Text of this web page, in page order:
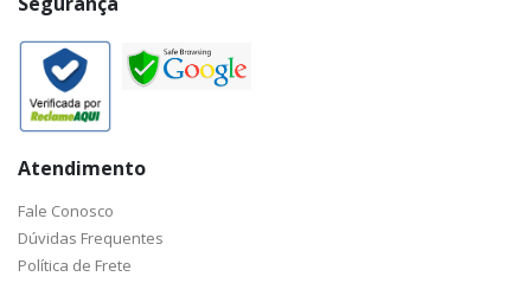
Atendimento
Fale Conosco
Dúvidas Frequentes
Política de Frete